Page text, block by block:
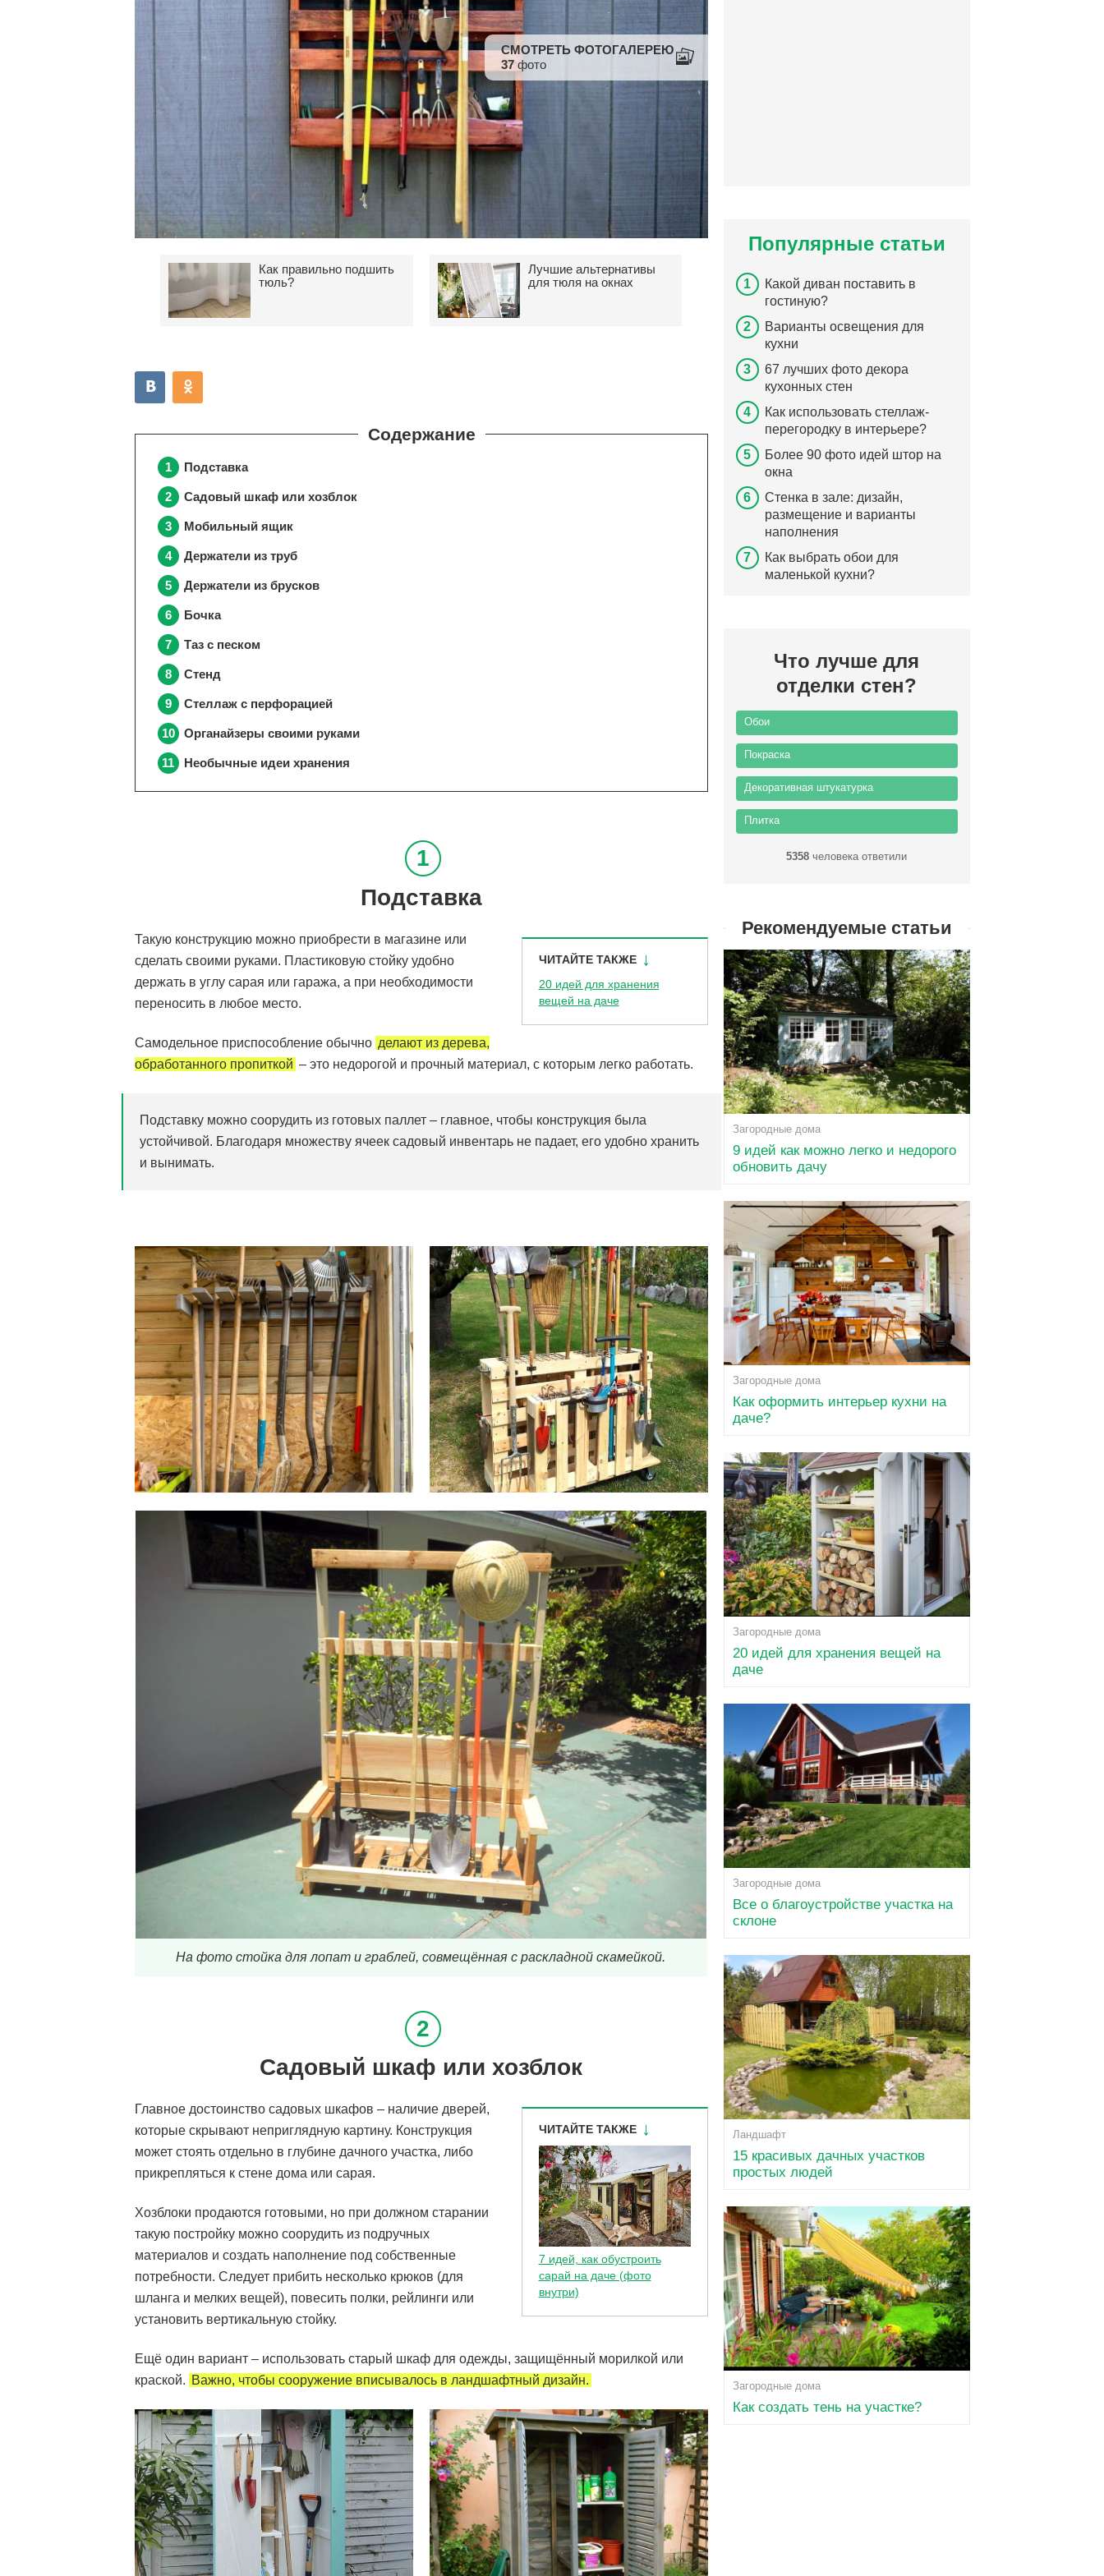
СМОТРЕТЬ ФОТОГАЛЕРЕЮ
37 фото
Как правильно подшить
тюль?
Лучшие альтернативы
для тюля на окнах
Подставка
Садовый шкаф или хозблок
Мобильный ящик
Держатели из труб
Держатели из брусков
Бочка
Таз с песком
Стенд
Стеллаж с перфорацией
Органайзеры своими руками
Необычные идеи хранения
Подставка
ЧИТАЙТЕ ТАКЖЕ
20 идей для хранения
вещей на даче
Такую конструкцию можно приобрести в магазине или
сделать своими руками. Пластиковую стойку удобно
держать в углу сарая или гаража, а при необходимости
переносить в любое место.
Самодельное приспособление обычно делают из дерева,
обработанного пропиткой – это недорогой и прочный материал, с которым легко работать.
Подставку можно соорудить из готовых паллет – главное, чтобы конструкция была
устойчивой. Благодаря множеству ячеек садовый инвентарь не падает, его удобно хранить
и вынимать.
На фото стойка для лопат и граблей, совмещённая с раскладной скамейкой.
Садовый шкаф или хозблок
ЧИТАЙТЕ ТАКЖЕ
7 идей, как обустроить
сарай на даче (фото
внутри)
Главное достоинство садовых шкафов – наличие дверей,
которые скрывают неприглядную картину. Конструкция
может стоять отдельно в глубине дачного участка, либо
прикрепляться к стене дома или сарая.
Хозблоки продаются готовыми, но при должном старании
такую постройку можно соорудить из подручных
материалов и создать наполнение под собственные
потребности. Следует прибить несколько крюков (для
шланга и мелких вещей), повесить полки, рейлинги или
установить вертикальную стойку.
Ещё один вариант – использовать старый шкаф для одежды, защищённый морилкой или
краской. Важно, чтобы сооружение вписывалось в ландшафтный дизайн.
Популярные статьи
Какой диван поставить в
гостиную?
Варианты освещения для
кухни
67 лучших фото декора
кухонных стен
Как использовать стеллаж-
перегородку в интерьере?
Более 90 фото идей штор на
окна
Стенка в зале: дизайн,
размещение и варианты
наполнения
Как выбрать обои для
маленькой кухни?
Что лучше для
отделки стен?
Обои
Покраска
Декоративная штукатурка
Плитка
5358 человека ответили
Рекомендуемые статьи
Загородные дома
9 идей как можно легко и недорого
обновить дачу
Загородные дома
Как оформить интерьер кухни на
даче?
Загородные дома
20 идей для хранения вещей на
даче
Загородные дома
Все о благоустройстве участка на
склоне
Ландшафт
15 красивых дачных участков
простых людей
Загородные дома
Как создать тень на участке?